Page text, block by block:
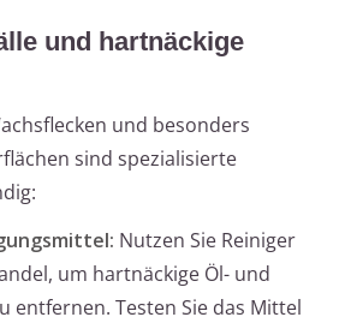
und hartnäckige
und besonders
sind spezialisierte
Nutzen Sie Reiniger
um hartnäckige Öl- und
entfernen. Testen Sie das Mittel